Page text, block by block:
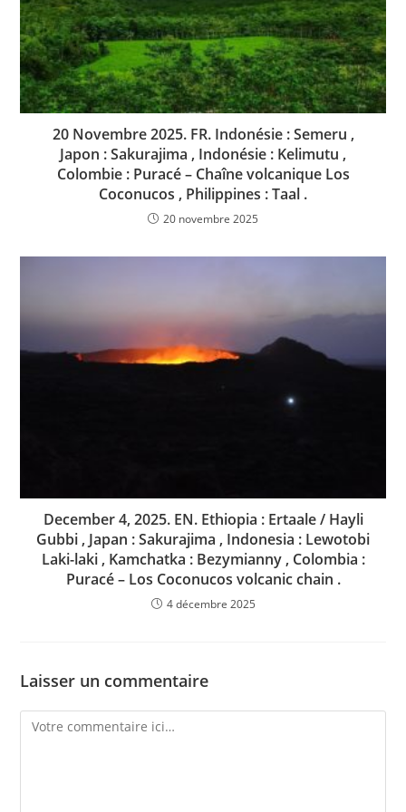
20 Novembre 2025. FR. Indonésie : Semeru ,
Japon : Sakurajima , Indonésie : Kelimutu ,
Colombie : Puracé – Chaîne volcanique Los
Coconucos , Philippines : Taal .
20 novembre 2025
December 4, 2025. EN. Ethiopia : Ertaale / Hayli
Gubbi , Japan : Sakurajima , Indonesia : Lewotobi
Laki-laki , Kamchatka : Bezymianny , Colombia :
Puracé – Los Coconucos volcanic chain .
4 décembre 2025
Laisser un commentaire
Comment